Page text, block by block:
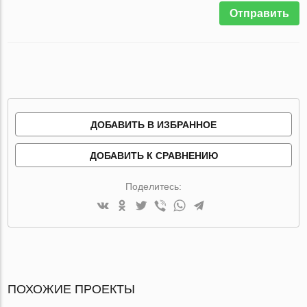
Отправить
ДОБАВИТЬ В ИЗБРАННОЕ
ДОБАВИТЬ К СРАВНЕНИЮ
Поделитесь:
ПОХОЖИЕ ПРОЕКТЫ